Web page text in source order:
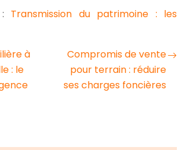
Transmission du patrimoine : les
à
: le
Compromis de vente
pour terrain : réduire
ses charges foncières